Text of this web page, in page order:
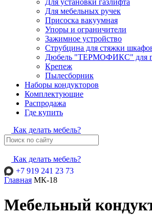
Для установки газлифта
Для мебельных ручек
Присоска вакуумная
Упоры и ограничители
Зажимное устройство
Струбцина для стяжки
Дюбель "ТЕРМОФИКС" для
Крепеж
Пылесборник
Наборы кондукторов
Комплектующие
Распродажа
Где купить
Как делать мебель?
Как делать мебель?
+7 919 241 23 73
Главная МК-18
Мебельный